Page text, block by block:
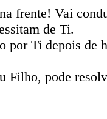
frente! Vai
de Ti.
por Ti depois de
Filho, pode